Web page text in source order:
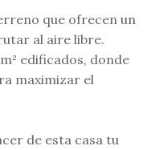
que ofrecen un
al aire libre.
edificados, donde
maximizar el
de esta casa tu